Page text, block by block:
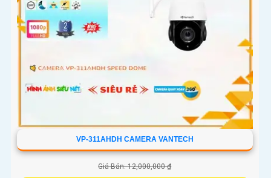
VP-311AHDH CAMERA VANTECH
Giá Bán: 12,000,000 ₫